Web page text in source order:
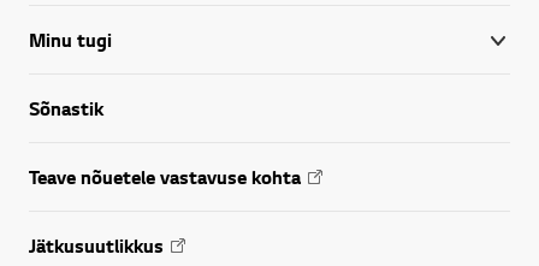
Minu tugi
Sõnastik
Teave nõuetele vastavuse kohta
Jätkusuutlikkus